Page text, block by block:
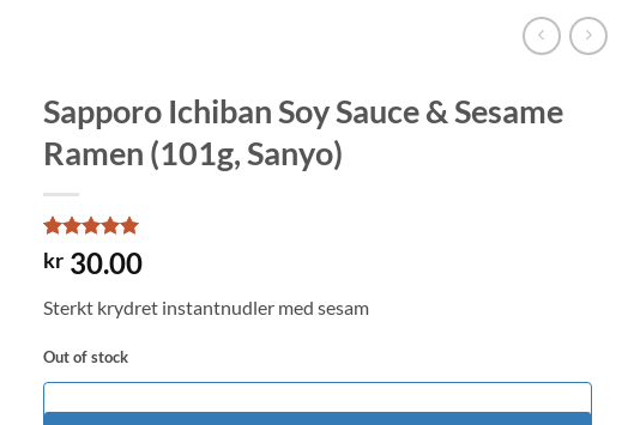
Sapporo Ichiban Soy Sauce & Sesame
Ramen (101g, Sanyo)
Rated5
out of 5
1
customer
kr30.00
Sterkt krydret instantnudler med sesam
Out of stock